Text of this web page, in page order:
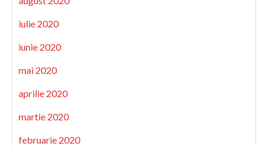
iulie 2020
iunie 2020
mai 2020
aprilie 2020
martie 2020
februarie 2020